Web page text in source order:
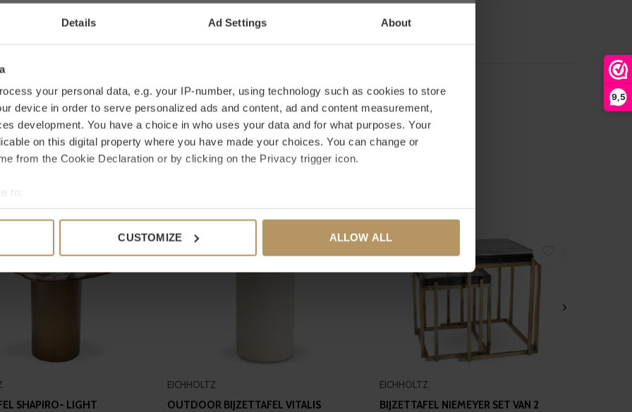
Details Ad Settings About
your personal data, e.g. your IP-number, using technology such as cookies to store
device in order to serve personalized ads and content, ad and content measurement,
development. You have a choice in who uses your data and for what purposes. Your
on this digital property where you have made your choices. You can change or
from the Cookie Declaration or by clicking on the Privacy trigger icon.
to:
your geographical location which can be accurate to within several meters
content and ads, to provide social media features and to analyse our traffic. We also share
CUSTOMIZE ALLOW ALL
9,5
iets moois toevoegen!
specifiek product? Neem dan contact op
dagen bedenktijd.
JE BEOORDELING TOEVOEGEN
SHAPIRO- LIGHT
EICHHOLTZ
OUTDOOR BIJZETTAFEL VITALIS
EICHHOLTZ
BIJZETTAFEL NIEMEYER SET VAN 2